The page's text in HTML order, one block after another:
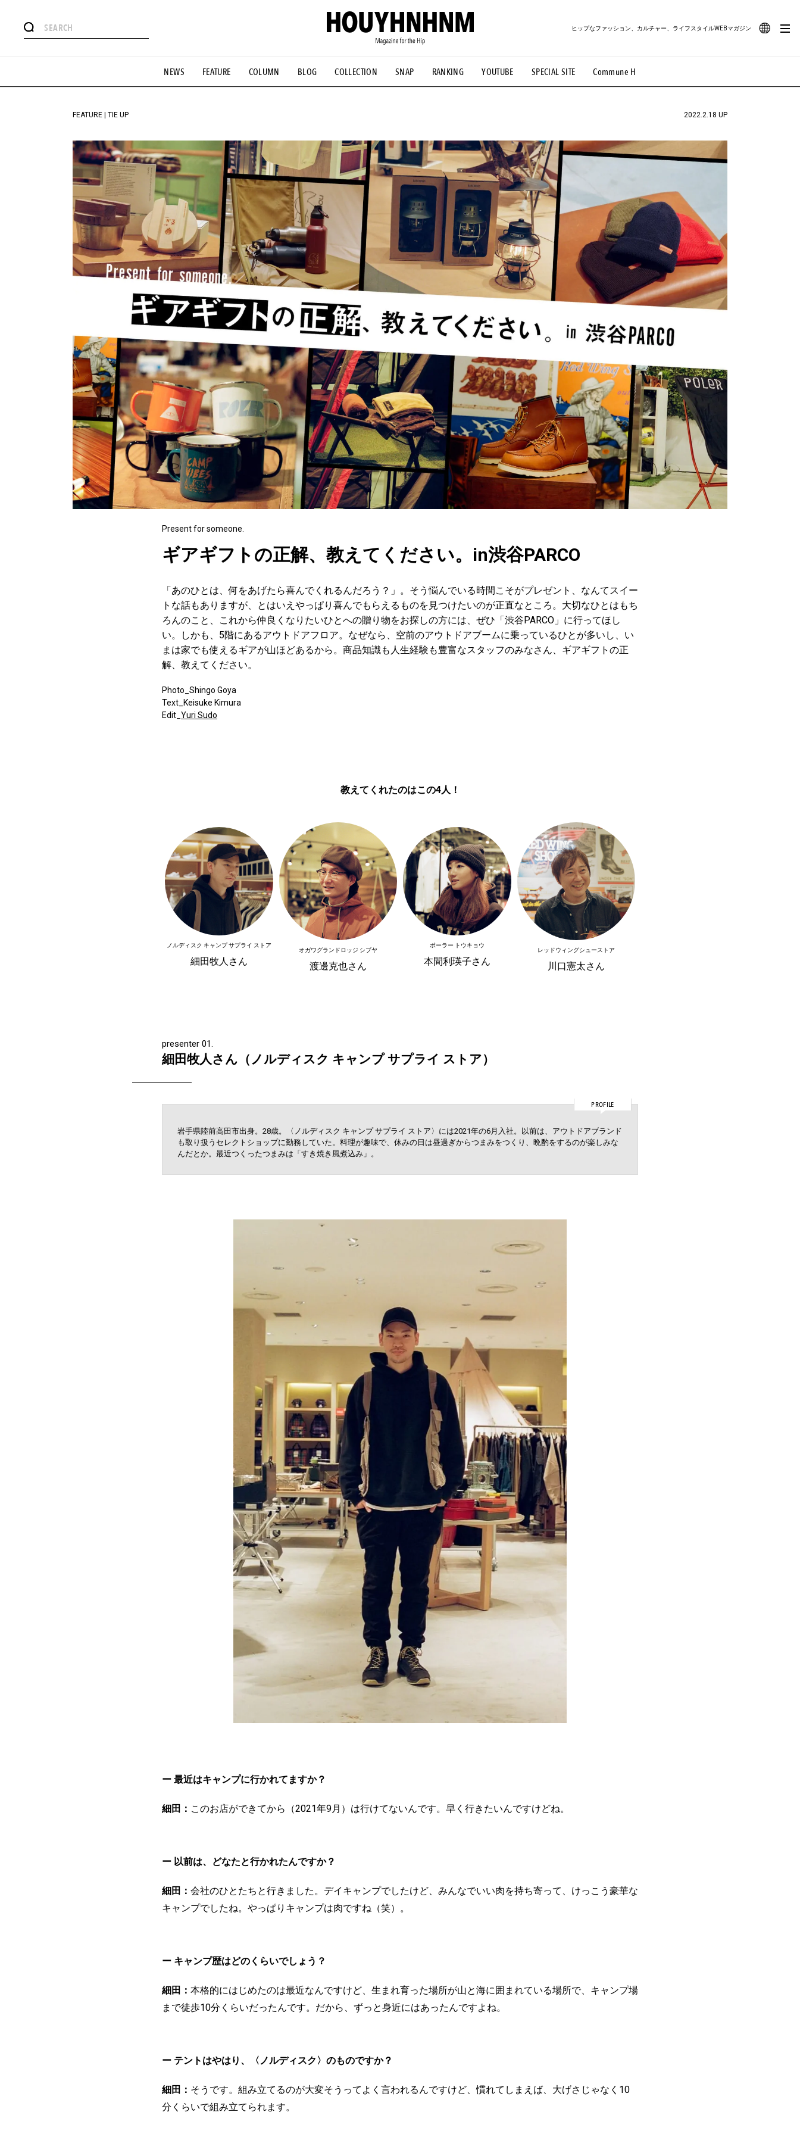
NEWS FEATURE COLUMN BLOG COLLECTION SNAP RANKING YOUTUBE SPECIAL SITE Commune H
ヒップなファッション、カルチャー、ライフスタイルWEBマガジン
#憧れの逸品 #ESSENTIAL DESIGNS #古着サミット #NEW VINTAGE #マイナーグッド図鑑 #路地裏てぃーん。 #MONTHLY JOURNAL
#GH 銘品の所以 #フイナムのYouTube #Commune H #FOCUS IT #AH.H #ととけん #FASHION #MUSIC #MOVIE #LIFESTYLE #SNEAKER #OUTDOOR
#HANDSOME HANDBOOK
FEATURE | TIE UP 2022.2.18 UP
Present for someone.
ギアギフトの正解、教えてください。in渋谷PARCO
「あのひとは、何をあげたら喜んでくれるんだろう？」。そう悩んでいる時間こそがプレゼント、なんてスイー
トな話もありますが、とはいえやっぱり喜んでもらえるものを見つけたいのが正直なところ。大切なひとはもち
ろんのこと、これから仲良くなりたいひとへの贈り物をお探しの方には、ぜひ「渋谷PARCO」に行ってほし
い。しかも、5階にあるアウトドアフロア。なぜなら、空前のアウトドアブームに乗っているひとが多いし、い
まは家でも使えるギアが山ほどあるから。商品知識も人生経験も豊富なスタッフのみなさん、ギアギフトの正
解、教えてください。
Photo_Shingo Goya
Text_Keisuke Kimura
Edit_ Yuri Sudo
教えてくれたのはこの4人！
ノルディスク キャンプ サプライ ストア
細田牧人さん
オガワグランドロッジ シブヤ
渡邊克也さん
ポーラー トウキョウ
本間利瑛子さん
レッドウィングシューストア
川口憲太さん
presenter 01.
細田牧人さん（ノルディスク キャンプ サプライ ストア）
PROFILE
岩手県陸前高田市出身。28歳。〈ノルディスク キャンプ サプライ ストア〉には2021年の6月入社。以前は、アウトドアブランド
も取り扱うセレクトショップに勤務していた。料理が趣味で、休みの日は昼過ぎからつまみをつくり、晩酌をするのが楽しみな
んだとか。最近つくったつまみは「すき焼き風煮込み」。
ー 最近はキャンプに行かれてますか？
細田： このお店ができてから（2021年9月）は行けてないんです。早く行きたいんですけどね。
ー 以前は、どなたと行かれたんですか？
細田： 会社のひとたちと行きました。デイキャンプでしたけど、みんなでいい肉を持ち寄って、けっこう豪華な
キャンプでしたね。やっぱりキャンプは肉ですね（笑）。
ー キャンプ歴はどのくらいでしょう？
細田： 本格的にはじめたのは最近なんですけど、生まれ育った場所が山と海に囲まれている場所で、キャンプ場
まで徒歩10分くらいだったんです。だから、ずっと身近にはあったんですよね。
ー テントはやはり、〈ノルディスク〉のものですか？
細田： そうです。組み立てるのが大変そうってよく言われるんですけど、慣れてしまえば、大げさじゃなく10
分くらいで組み立てられます。